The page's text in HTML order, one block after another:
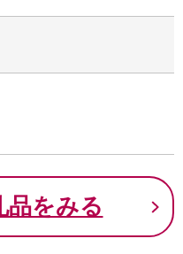
品をみる